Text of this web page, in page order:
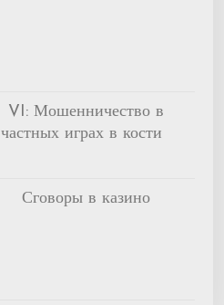
VI: Мошенничество в
частных играх в кости
Сговоры в казино